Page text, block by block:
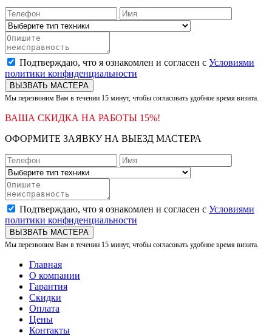
Подтверждаю, что я ознакомлен и согласен с Условиями
политики конфиденциальности
ВЫЗВАТЬ МАСТЕРА
Мы перезвоним Вам в течении 15 минут, чтобы согласовать удобное время визита.
ВАША СКИДКА НА РАБОТЫ 15%!
ОФОРМИТЕ ЗАЯВКУ НА ВЫЕЗД МАСТЕРА
Подтверждаю, что я ознакомлен и согласен с Условиями
политики конфиденциальности
ВЫЗВАТЬ МАСТЕРА
Мы перезвоним Вам в течении 15 минут, чтобы согласовать удобное время визита.
Главная
О компании
Гарантия
Скидки
Оплата
Цены
Контакты